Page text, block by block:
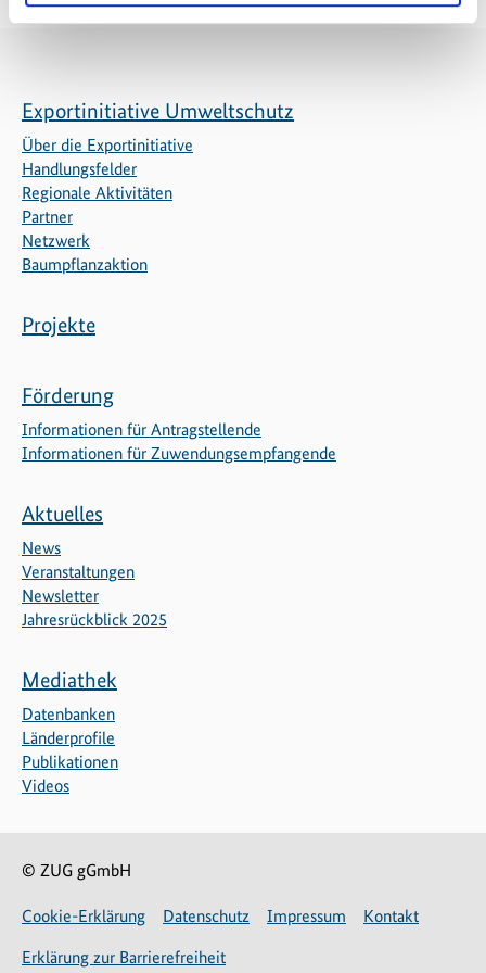
Exportinitiative Umweltschutz
Über die Exportinitiative
Handlungsfelder
Regionale Aktivitäten
Partner
Netzwerk
Baumpflanzaktion
Projekte
Förderung
Informationen für Antragstellende
Informationen für Zuwendungsempfangende
Aktuelles
News
Veranstaltungen
Newsletter
Jahresrückblick 2025
Mediathek
Datenbanken
Länderprofile
Publikationen
Videos
© ZUG gGmbH
Cookie-Erklärung Datenschutz Impressum
Kontakt
Erklärung zur Barrierefreiheit